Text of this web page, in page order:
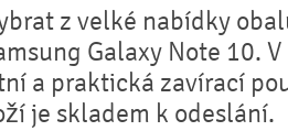
z velké nabídky
Galaxy Note 10.
a praktická zavírací
je skladem k odeslání.